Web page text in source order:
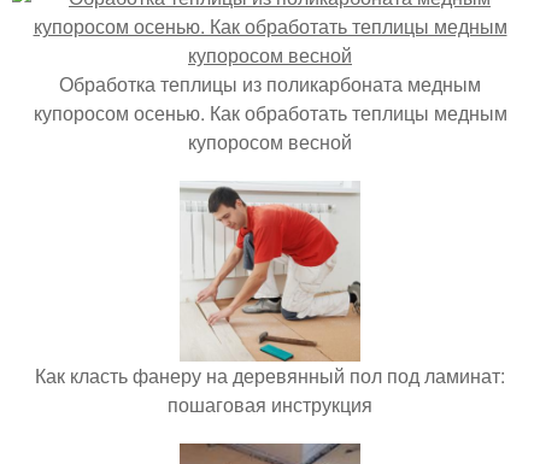
Обработка теплицы из поликарбоната медным
купоросом осенью. Как обработать теплицы медным
купоросом весной
Как класть фанеру на деревянный пол под ламинат:
пошаговая инструкция